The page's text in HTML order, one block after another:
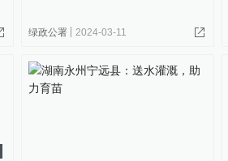
绿政公署 2024-03-11